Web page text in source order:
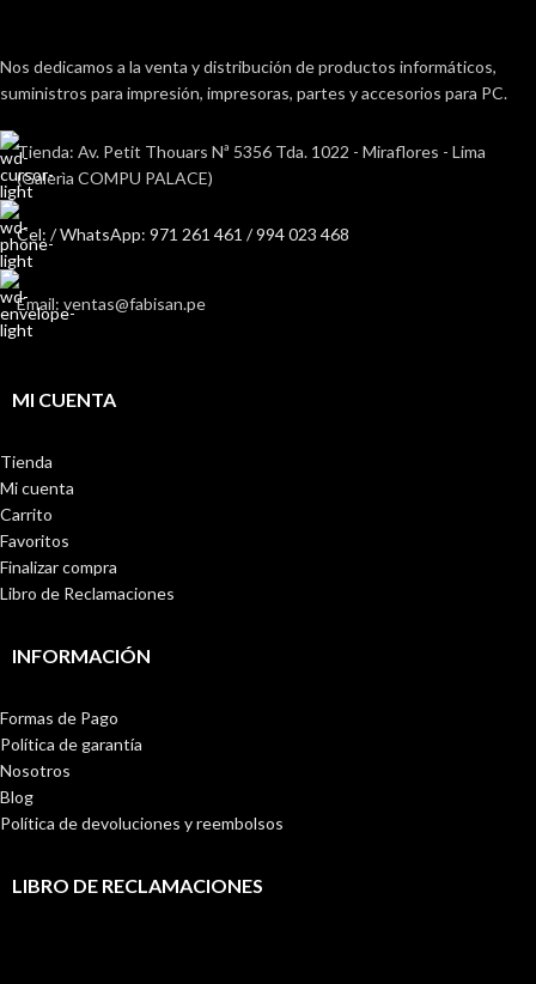
Nos dedicamos a la venta y distribución de productos informáticos,
suministros para impresión, impresoras, partes y accesorios para PC.
Tienda: Av. Petit Thouars Nª 5356 Tda. 1022 - Miraflores - Lima
(Galerìa COMPU PALACE)
Cel: / WhatsApp: 971 261 461 / 994 023 468
Email: ventas@fabisan.pe
MI CUENTA
Tienda
Mi cuenta
Carrito
Favoritos
Finalizar compra
Libro de Reclamaciones
INFORMACIÓN
Formas de Pago
Política de garantía
Nosotros
Blog
Política de devoluciones y reembolsos
LIBRO DE RECLAMACIONES